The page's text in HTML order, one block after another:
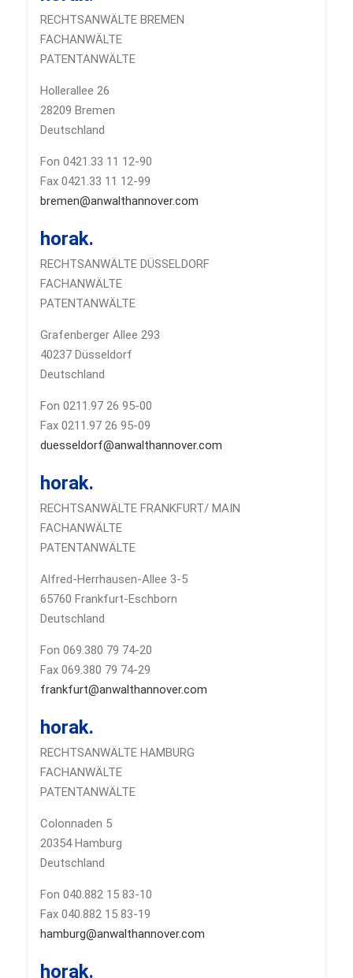
RECHTSANWÄLTE BREMEN
FACHANWÄLTE
PATENTANWÄLTE
Hollerallee 26
28209 Bremen
Deutschland
Fon 0421.33 11 12-90
Fax 0421.33 11 12-99
bremen@anwalthannover.com
horak.
RECHTSANWÄLTE DÜSSELDORF
FACHANWÄLTE
PATENTANWÄLTE
Grafenberger Allee 293
40237 Düsseldorf
Deutschland
Fon 0211.97 26 95-00
Fax 0211.97 26 95-09
duesseldorf@anwalthannover.com
horak.
RECHTSANWÄLTE FRANKFURT/ MAIN
FACHANWÄLTE
PATENTANWÄLTE
Alfred-Herrhausen-Allee 3-5
65760 Frankfurt-Eschborn
Deutschland
Fon 069.380 79 74-20
Fax 069.380 79 74-29
frankfurt@anwalthannover.com
horak.
RECHTSANWÄLTE HAMBURG
FACHANWÄLTE
PATENTANWÄLTE
Colonnaden 5
20354 Hamburg
Deutschland
Fon 040.882 15 83-10
Fax 040.882 15 83-19
hamburg@anwalthannover.com
horak.